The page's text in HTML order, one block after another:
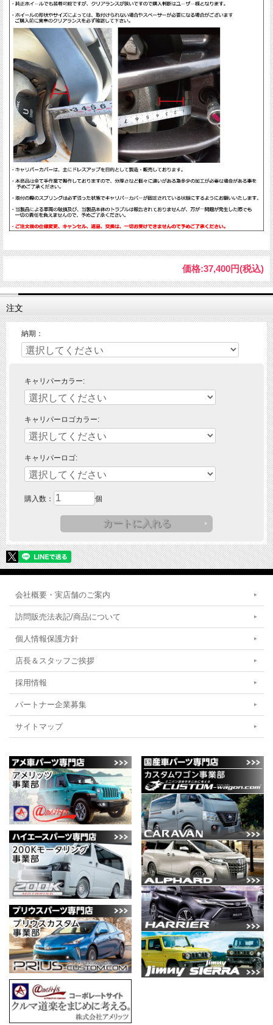
価格:37,400円(税込)
注文
納期：
キャリパーカラー:
キャリパーロゴカラー:
キャリパーロゴ:
購入数： 個
会社概要・実店舗のご案内
訪問販売法表記/商品について
個人情報保護方針
店長＆スタッフご挨拶
採用情報
パートナー企業募集
サイトマップ